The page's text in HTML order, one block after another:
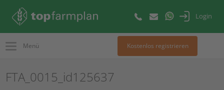
Login
Menü Kostenlos registrieren
FTA_0015_id125637